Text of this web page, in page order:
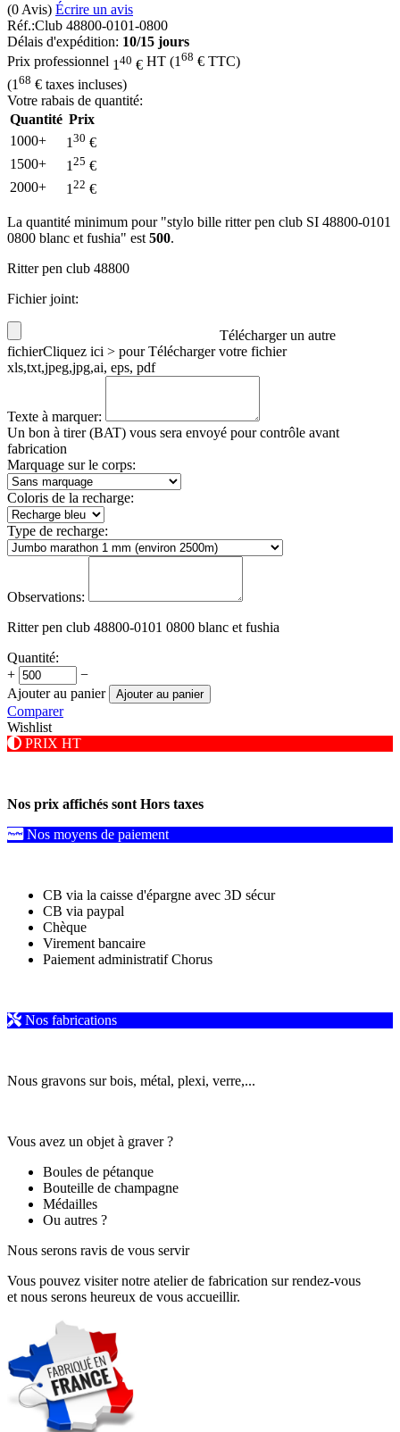
(0 Avis) Écrire un avis
Réf.:Club 48800-0101-0800
Délais d'expédition: 10/15 jours
Prix professionnel 1 40 € HT (1 68 € TTC)
(1 68 € taxes incluses)
Votre rabais de quantité:
Quantité Prix
1000+
1 30 €
1500+
1 25 €
2000+
1 22 €
La quantité minimum pour "stylo bille ritter pen club SI 48800-0101
0800 blanc et fushia" est 500.
Ritter pen club 48800
Fichier joint:
Télécharger un autre
fichierCliquez ici > pour Télécharger votre fichier
xls,txt,jpeg,jpg,ai, eps, pdf
Texte à marquer:
Un bon à tirer (BAT) vous sera envoyé pour contrôle avant
fabrication
Marquage sur le corps:
Coloris de la recharge:
Type de recharge:
Observations:
Ritter pen club 48800-0101 0800 blanc et fushia
Quantité:
+
−
Ajouter au panier
Ajouter au panier
Comparer
Wishlist
PRIX HT
Nos prix affichés sont Hors taxes
Nos moyens de paiement
CB via la caisse d'épargne avec 3D sécur
CB via paypal
Chèque
Virement bancaire
Paiement administratif Chorus
Nos fabrications
Nous gravons sur bois, métal, plexi, verre,...
Vous avez un objet à graver ?
Boules de pétanque
Bouteille de champagne
Médailles
Ou autres ?
Nous serons ravis de vous servir
Vous pouvez visiter notre atelier de fabrication sur rendez-vous
et nous serons heureux de vous accueillir.